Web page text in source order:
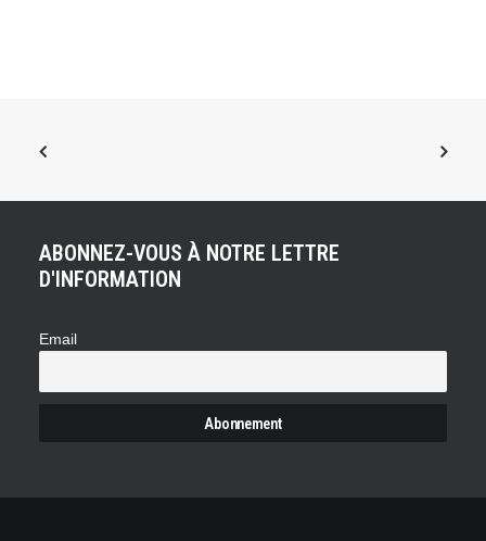
ACHETER LE PRODUIT
Support téléphone Magnétique
ABONNEZ-VOUS À NOTRE LETTRE
D'INFORMATION
Email